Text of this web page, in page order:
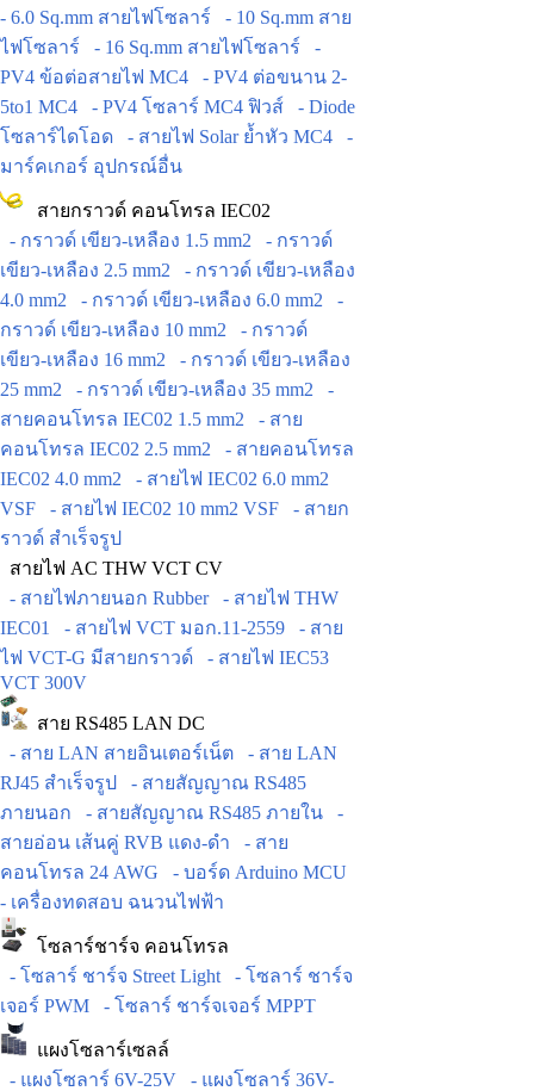
- 6.0 Sq.mm สายไฟโซลาร์
- 10 Sq.mm สาย
ไฟโซลาร์
- 16 Sq.mm สายไฟโซลาร์
-
PV4 ข้อต่อสายไฟ MC4
- PV4 ต่อขนาน 2-
5to1 MC4
- PV4 โซลาร์ MC4 ฟิวส์
- Diode
โซลาร์ไดโอด
- สายไฟ Solar ย้ำหัว MC4
-
มาร์คเกอร์ อุปกรณ์อื่น
สายกราวด์ คอนโทรล IEC02
- กราวด์ เขียว-เหลือง 1.5 mm2
- กราวด์
เขียว-เหลือง 2.5 mm2
- กราวด์ เขียว-เหลือง
4.0 mm2
- กราวด์ เขียว-เหลือง 6.0 mm2
-
กราวด์ เขียว-เหลือง 10 mm2
- กราวด์
เขียว-เหลือง 16 mm2
- กราวด์ เขียว-เหลือง
25 mm2
- กราวด์ เขียว-เหลือง 35 mm2
-
สายคอนโทรล IEC02 1.5 mm2
- สาย
คอนโทรล IEC02 2.5 mm2
- สายคอนโทรล
IEC02 4.0 mm2
- สายไฟ IEC02 6.0 mm2
VSF
- สายไฟ IEC02 10 mm2 VSF
- สายก
ราวด์ สำเร็จรูป
สายไฟ AC THW VCT CV
- สายไฟภายนอก Rubber
- สายไฟ THW
IEC01
- สายไฟ VCT มอก.11-2559
- สาย
ไฟ VCT-G มีสายกราวด์
- สายไฟ IEC53
VCT 300V
สาย RS485 LAN DC
- สาย LAN สายอินเตอร์เน็ต
- สาย LAN
RJ45 สำเร็จรูป
- สายสัญญาณ RS485
ภายนอก
- สายสัญญาณ RS485 ภายใน
-
สายอ่อน เส้นคู่ RVB แดง-ดำ
- สาย
คอนโทรล 24 AWG
- บอร์ด Arduino MCU
- เครื่องทดสอบ ฉนวนไฟฟ้า
โซลาร์ชาร์จ คอนโทรล
- โซลาร์ ชาร์จ Street Light
- โซลาร์ ชาร์จ
เจอร์ PWM
- โซลาร์ ชาร์จเจอร์ MPPT
แผงโซลาร์เซลล์
- แผงโซลาร์ 6V-25V
- แผงโซลาร์ 36V-